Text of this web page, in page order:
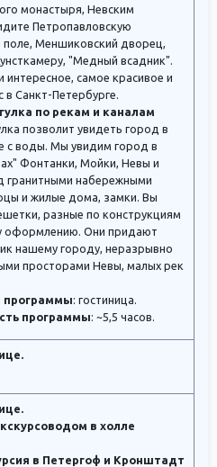
монастыря, Невским
Петропавловскую
поле, Меншиковский дворец,
"Медный всадник".
интересное, самое красивое и
в Санкт-Петербурге.
по рекам и каналам
позволит увидеть город в
с воды. Мы увидим город в
Фонтанки, Мойки, Невы и
гранитными набережными
и жилые дома, замки. Вы
разные по конструкциям
оформлению. Они придают
нашему городу, неразрывно
просторами Невы, малых рек
программы: гостиница.
программы: ~5,5 часов.
в холле
в Петергоф и Кронштадт